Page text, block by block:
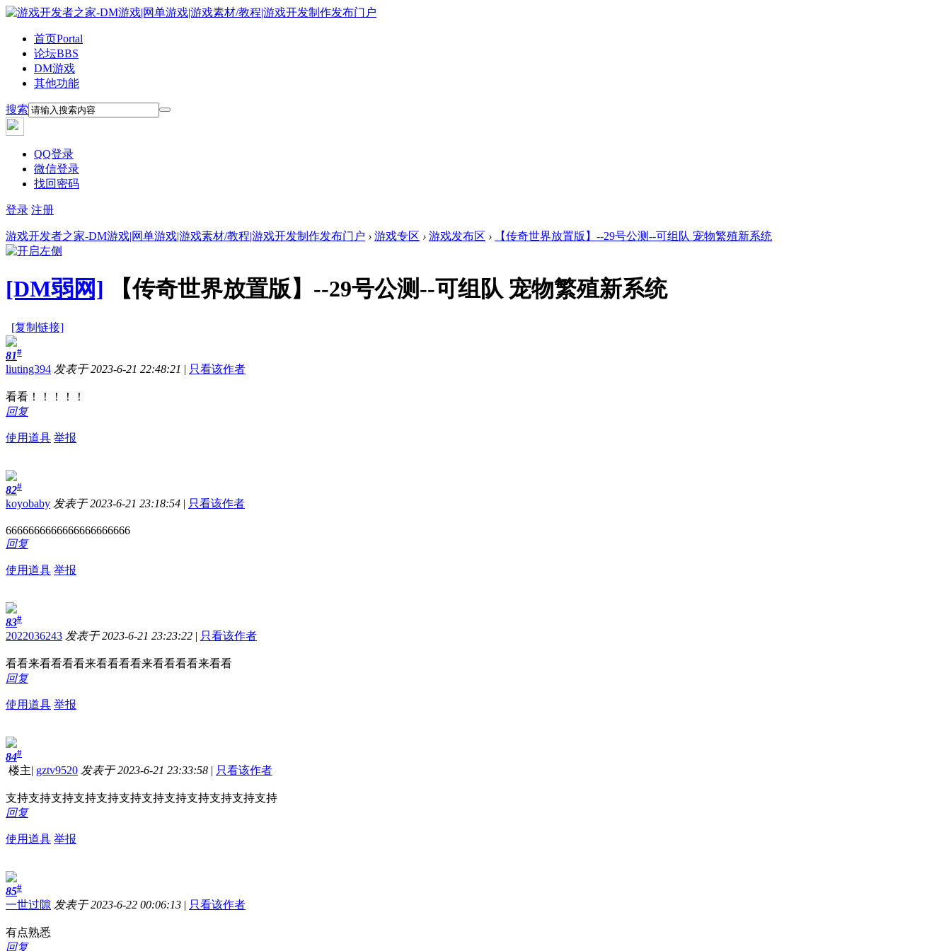
首页Portal
论坛BBS
DM游戏
其他功能
搜索
QQ登录
微信登录
找回密码
登录 注册
游戏开发者之家-DM游戏|网单游戏|游戏素材/教程|游戏开发制作发布门户 › 游戏专区 › 游戏发布区 › 【传奇世界放置版】--29号公测--可组队 宠物繁殖新系统
[DM弱网] 【传奇世界放置版】--29号公测--可组队 宠物繁殖新系统
[复制链接]
81#
liuting394 发表于 2023-6-21 22:48:21 | 只看该作者
看看！！！！！
回复
使用道具 举报
82#
koyobaby 发表于 2023-6-21 23:18:54 | 只看该作者
6666666666666666666666
回复
使用道具 举报
83#
2022036243 发表于 2023-6-21 23:23:22 | 只看该作者
看看来看看看看来看看看看来看看看看来看看
回复
使用道具 举报
84#
楼主| gztv9520 发表于 2023-6-21 23:33:58 | 只看该作者
支持支持支持支持支持支持支持支持支持支持支持支持
回复
使用道具 举报
85#
一世过隙 发表于 2023-6-22 00:06:13 | 只看该作者
有点熟悉
回复